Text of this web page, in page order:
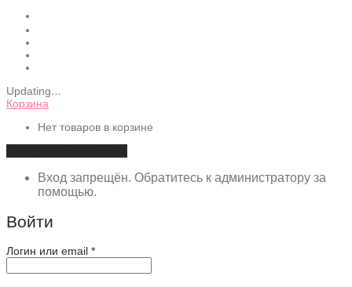
Updating…
Корзина
Нет товаров в корзине
Вход запрещён. Обратитесь к администратору за
помощью.
Войти
Логин или email *Обязательно